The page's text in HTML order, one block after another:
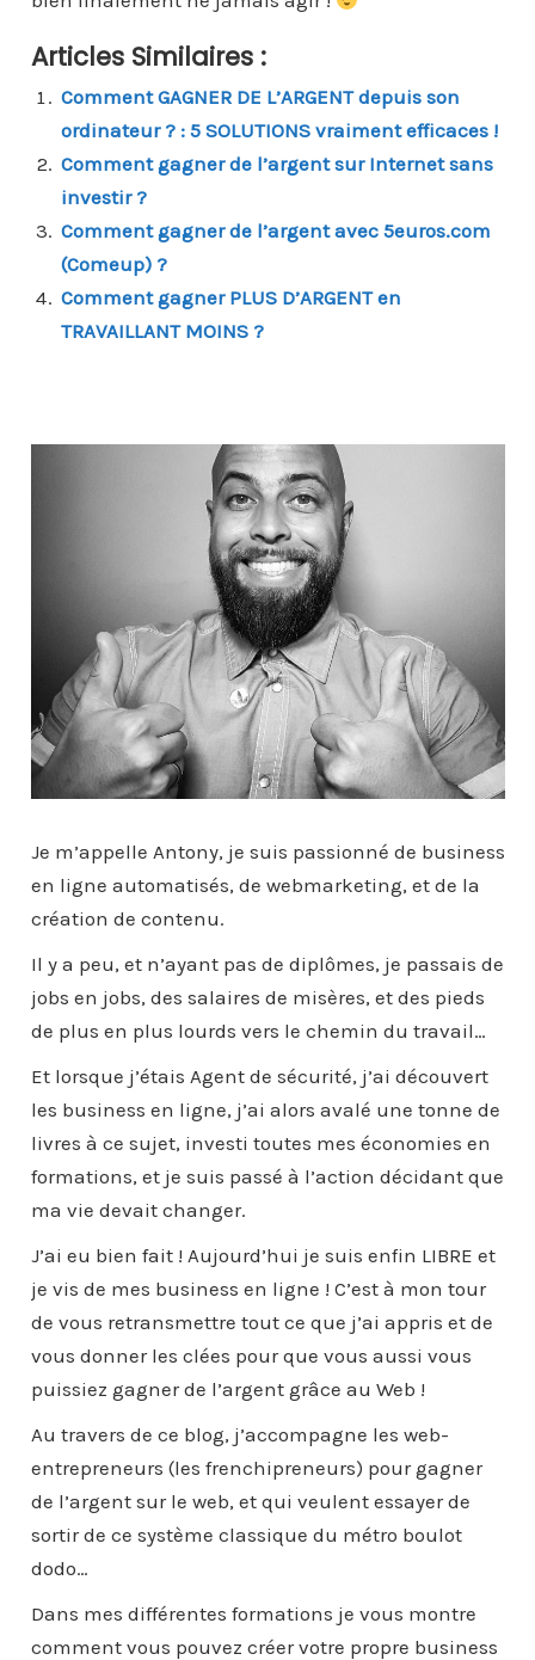
Articles Similaires :
Comment GAGNER DE L’ARGENT depuis son
ordinateur ? : 5 SOLUTIONS vraiment efficaces !
Comment gagner de l’argent sur Internet sans
investir ?
Comment gagner de l’argent avec 5euros.com
(Comeup) ?
Comment gagner PLUS D’ARGENT en
TRAVAILLANT MOINS ?
Je m’appelle Antony, je suis passionné de business
en ligne automatisés, de webmarketing, et de la
création de contenu.
Il y a peu, et n’ayant pas de diplômes, je passais de
jobs en jobs, des salaires de misères, et des pieds
de plus en plus lourds vers le chemin du travail…
Et lorsque j’étais Agent de sécurité, j’ai découvert
les business en ligne, j’ai alors avalé une tonne de
livres à ce sujet, investi toutes mes économies en
formations, et je suis passé à l’action décidant que
ma vie devait changer.
J’ai eu bien fait ! Aujourd’hui je suis enfin LIBRE et
je vis de mes business en ligne ! C’est à mon tour
de vous retransmettre tout ce que j’ai appris et de
vous donner les clées pour que vous aussi vous
puissiez gagner de l’argent grâce au Web !
Au travers de ce blog, j’accompagne les web-
entrepreneurs (les frenchipreneurs) pour gagner
de l’argent sur le web, et qui veulent essayer de
sortir de ce système classique du métro boulot
dodo…
Dans mes différentes formations je vous montre
comment vous pouvez créer votre propre business